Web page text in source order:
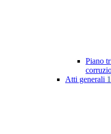
Piano
Atti generali